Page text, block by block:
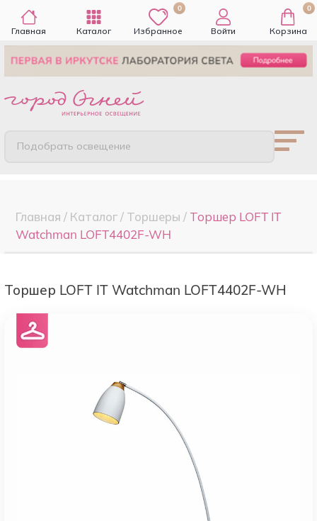
Главная Каталог
0
Избранное Войти
0
Корзина
Подобрать освещение
Главная / Каталог/ Торшеры / Торшер LOFT IT
Watchman LOFT4402F-WH
Торшер LOFT IT Watchman LOFT4402F-WH